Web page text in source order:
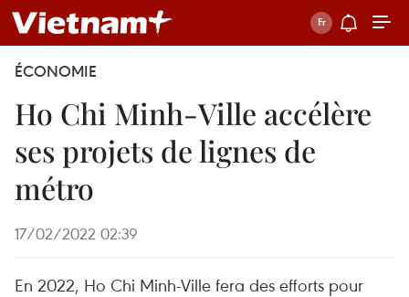
ÉCONOMIE
Ho Chi Minh-Ville accélère
ses projets de lignes de
métro
17/02/2022 02:39
En 2022, Ho Chi Minh-Ville fera des efforts pour